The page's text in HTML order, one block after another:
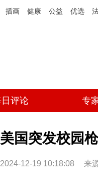
插画 健康 公益 优选
评论 专
美国突发校园
2024-12-19 10:18:08 来